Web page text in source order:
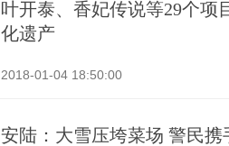
叶开泰、香妃传说等29个项
化遗产
2018-01-04 18:50:00
安陆：大雪压垮菜场 警民携